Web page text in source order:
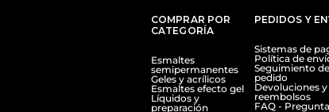
COMPRAR POR
CATEGORÍA
Esmaltes
semipermanentes
Geles y acrílicos
Esmaltes efecto gel
Líquidos y
preparación
PEDIDOS Y
Sistemas de
Política de
Seguimiento
pedido
Devoluciones y
reembolsos
FAQ -